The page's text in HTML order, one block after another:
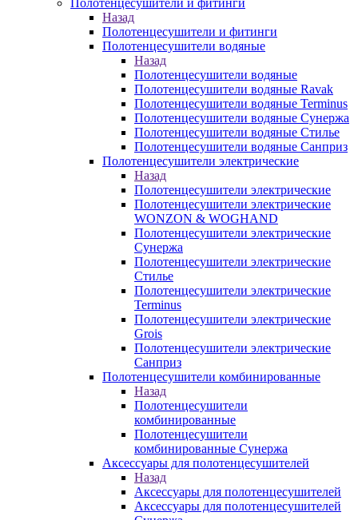
Полотенцесушители и фитинги
Назад
Полотенцесушители и фитинги
Полотенцесушители водяные
Назад
Полотенцесушители водяные
Полотенцесушители водяные Ravak
Полотенцесушители водяные Terminus
Полотенцесушители водяные Сунержа
Полотенцесушители водяные Стилье
Полотенцесушители водяные Санприз
Полотенцесушители электрические
Назад
Полотенцесушители электрические
Полотенцесушители электрические
WONZON & WOGHAND
Полотенцесушители электрические
Сунержа
Полотенцесушители электрические
Стилье
Полотенцесушители электрические
Terminus
Полотенцесушители электрические
Grois
Полотенцесушители электрические
Санприз
Полотенцесушители комбинированные
Назад
Полотенцесушители
комбинированные
Полотенцесушители
комбинированные Сунержа
Аксессуары для полотенцесушителей
Назад
Аксессуары для полотенцесушителей
Аксессуары для полотенцесушителей